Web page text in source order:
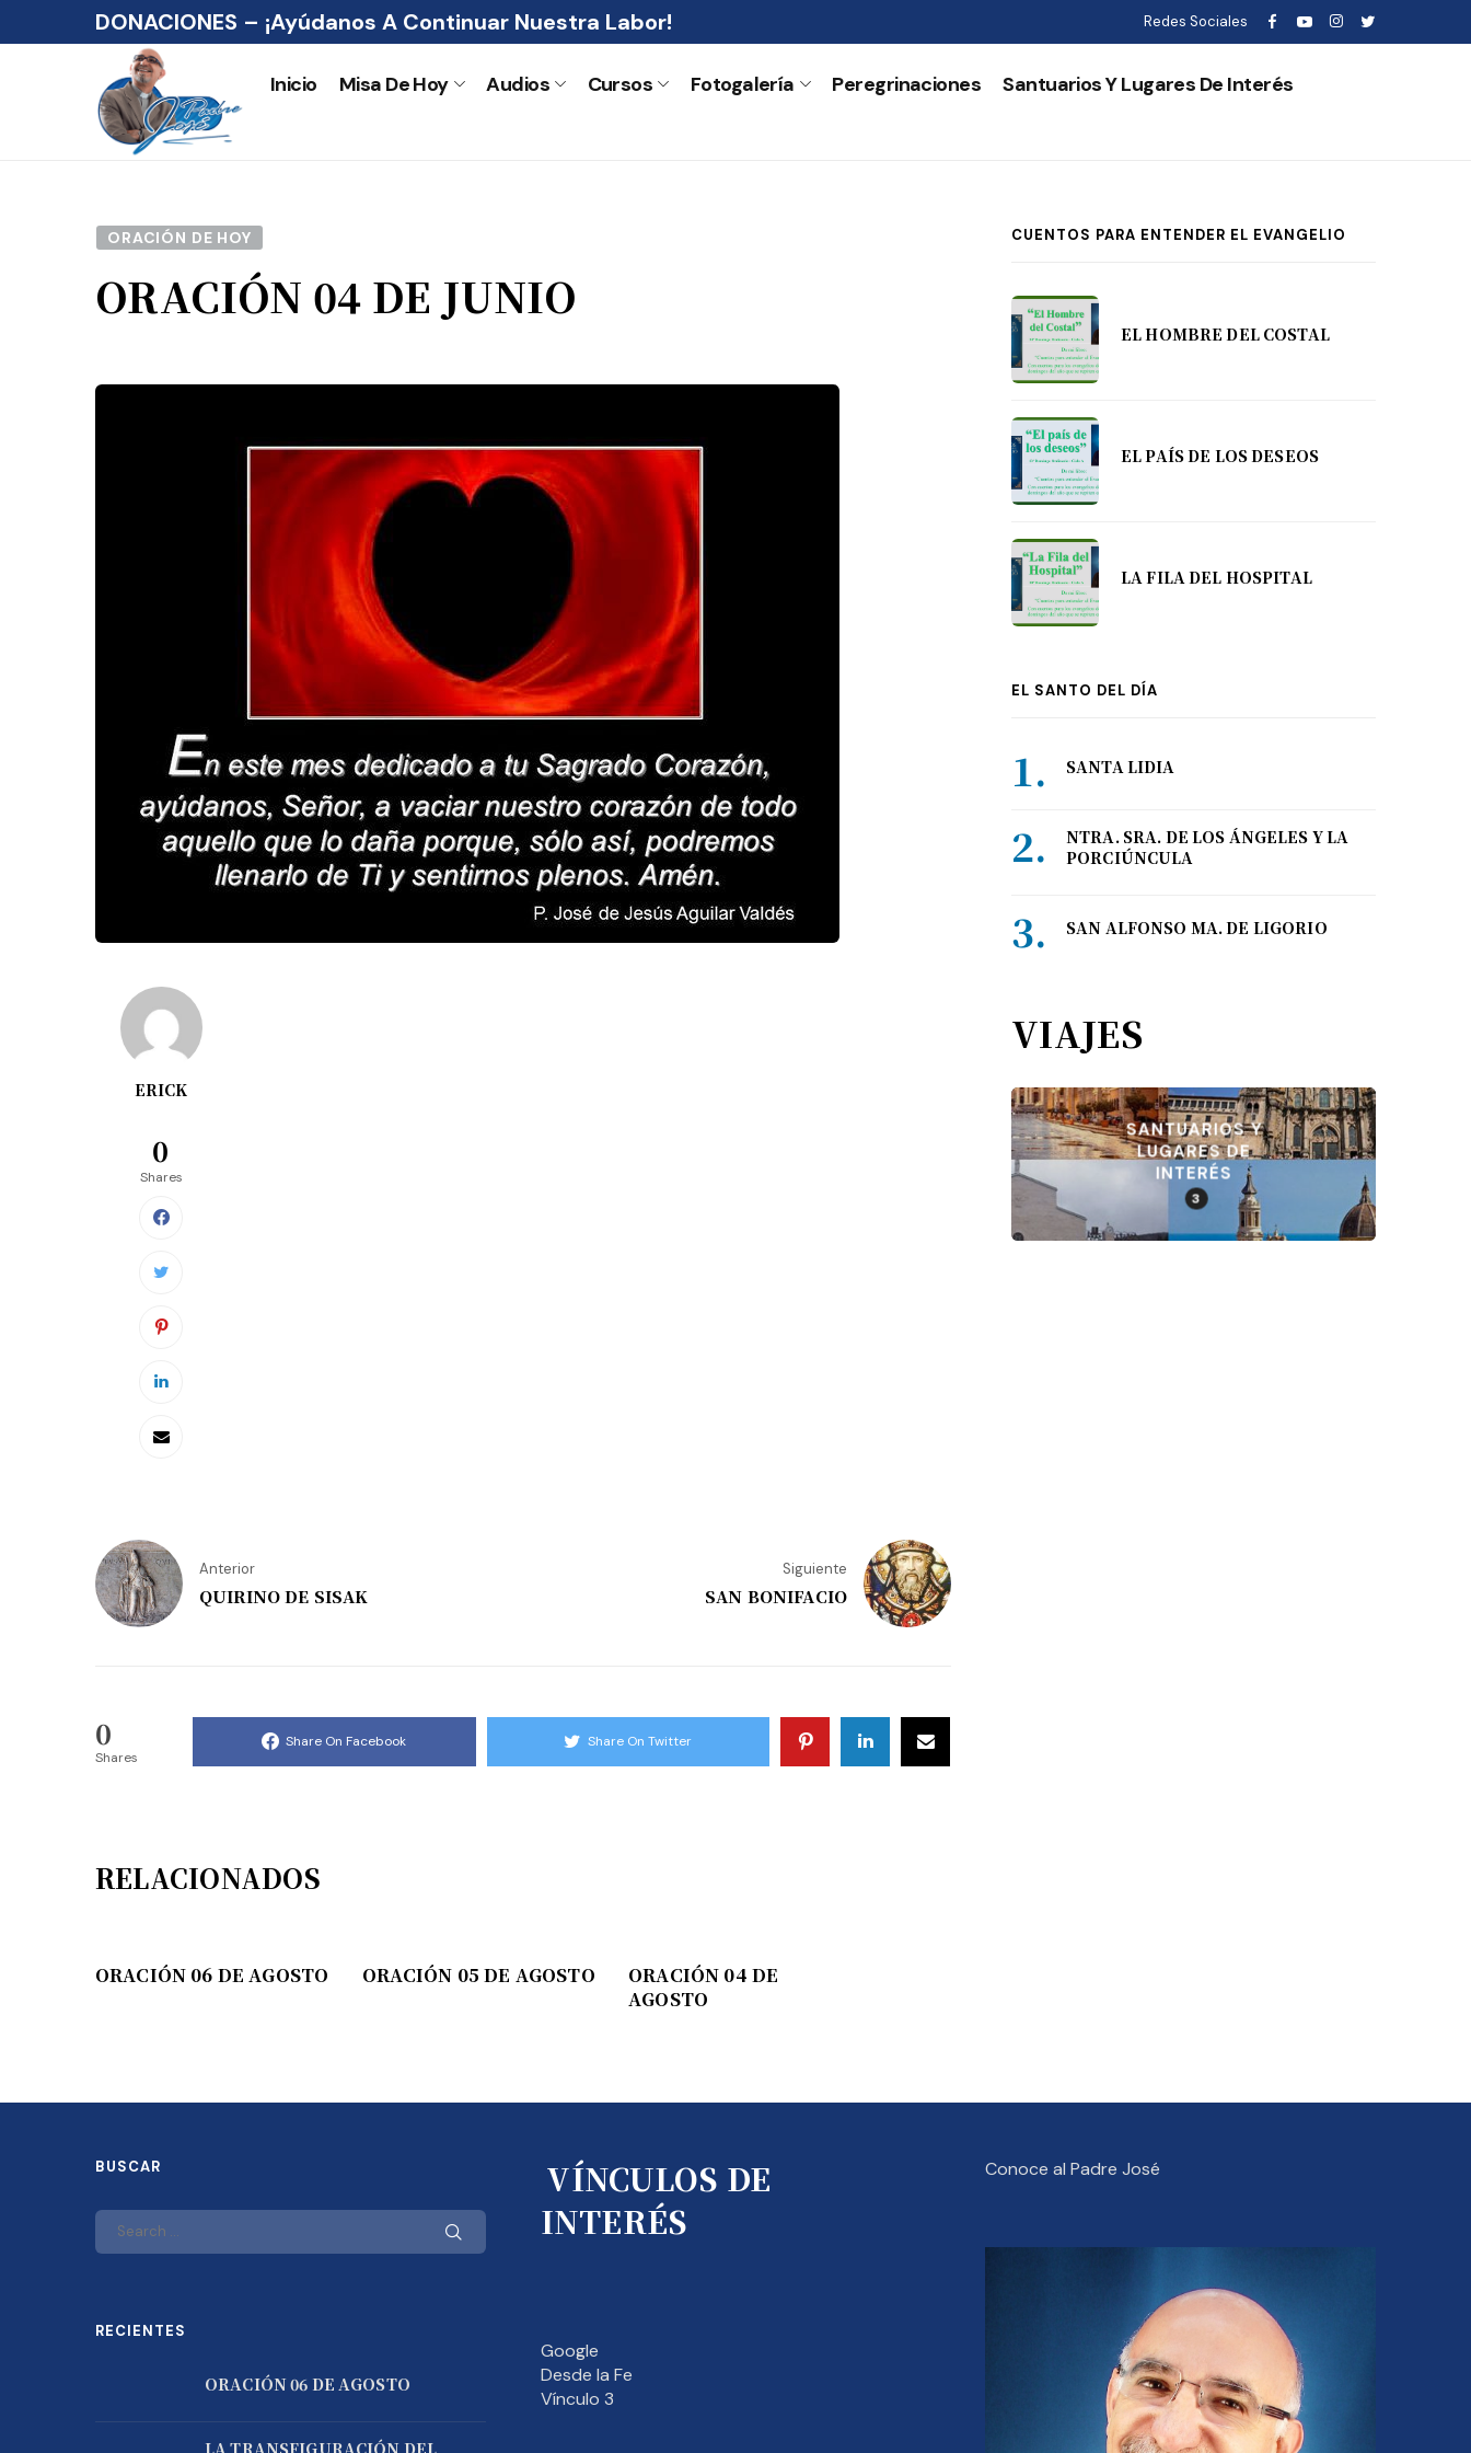
DONACIONES – ¡Ayúdanos A Continuar Nuestra Labor! Redes Sociales
Inicio Misa De Hoy Audios Cursos Fotogalería Peregrinaciones Santuarios Y Lugares De Interés
ORACIÓN DE HOY
ORACIÓN 04 DE JUNIO
ERICK
0
Shares
Anterior
QUIRINO DE SISAK
Siguiente
SAN BONIFACIO
0
Shares
Share On Facebook Share On Twitter
RELACIONADOS
ORACIÓN 06 DE AGOSTO ORACIÓN 05 DE AGOSTO
ORACIÓN 04 DE
AGOSTO
CUENTOS PARA ENTENDER EL EVANGELIO
EL HOMBRE DEL COSTAL
EL PAÍS DE LOS DESEOS
LA FILA DEL HOSPITAL
EL SANTO DEL DÍA
SANTA LIDIA
NTRA. SRA. DE LOS ÁNGELES Y LA
PORCIÚNCULA
SAN ALFONSO MA. DE LIGORIO
VIAJES
SANTUARIOS Y
LUGARES DE
INTERÉS
3
BUSCAR
RECIENTES
ORACIÓN 06 DE AGOSTO
LA TRANSFIGURACIÓN DEL
VÍNCULOS DE
INTERÉS
Google
Desde la Fe
Vínculo 3
Conoce al Padre José